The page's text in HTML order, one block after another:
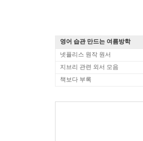
영어 습관 만드는 여름방학
넷플리스 원작 원서
지브리 관련 외서 모음
책보다 부록